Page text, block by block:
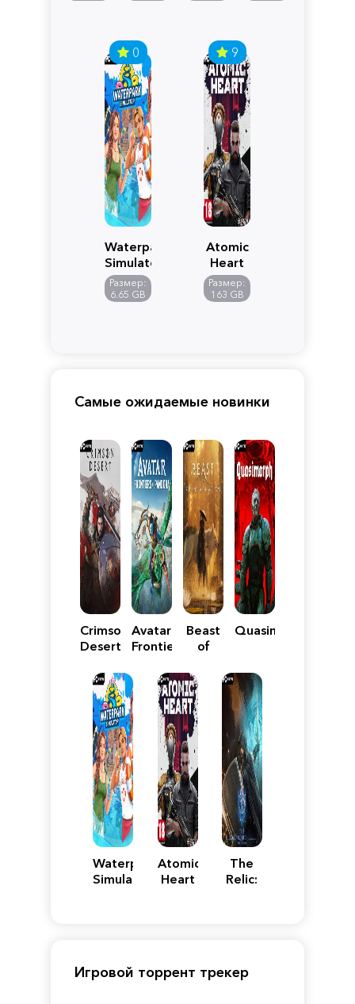
0
Waterpark
Simulator
Размер:
6.65 GB
9
Atomic
Heart
Размер:
163 GB
Самые ожидаемые новинки
Crimson
Desert
Avatar:
Frontiers
Pandora
Beast
of
Quasimorph
Waterpark
Simulator
Atomic
Heart
The
Relic:
Игровой торрент трекер